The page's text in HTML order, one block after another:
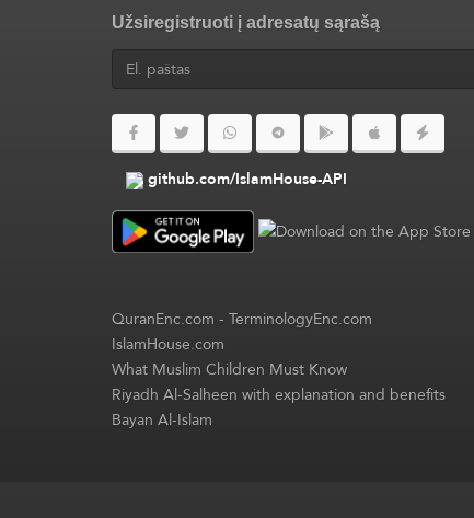
Užsiregistruoti į adresatų sąrašą
github.com/IslamHouse-API
QuranEnc.com-TerminologyEnc.com
IslamHouse.com
What Muslim Children Must Know
Riyadh Al-Salheen with explanation and benefits
Bayan Al-Islam